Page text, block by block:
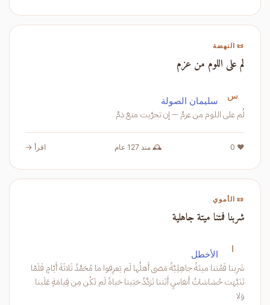
📜 النهضة
لم على اللوم من عزم
س سليمان الصولة
لُم على اللوم من عزمْ — إن تحرَّيت منعَ ذمْ
❤️ 0 🕰️ منذ 127 عام اقرأ →
📜 الأموي
شربنا فمتنا ميتة جاهلية
ا الأخطل
شَرِبنا فَمُتنا ميتَةً جاهِلِيَّةً مَضى أَهلُها لَم يَعرِفوا ما مُحَمَّدُ ثَلاثَةَ أَيّامٍ فَلَمّا
تَنَبَّهَت حُشاشاتُ أَنفاسٍ أَتَتنا تَرَدَّدُ حَيَينا حَياةً لَم تَكُن مِن قِيامَةٍ عَلَينا
وَلا